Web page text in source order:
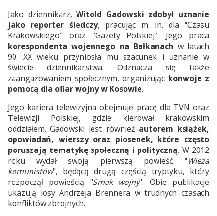
Jako dziennikarz,Witold Gadowski zdobył uznanie
jako reporter śledczy, pracując m. in. dla "Czasu
Krakowskiego" oraz "Gazety Polskiej". Jego praca
korespondenta wojennego na Bałkanach w latach
90. XX wieku przyniosła mu szacunek i uznanie w
świecie dziennikarstwa. Odznacza się także
zaangażowaniem społecznym, organizując konwoje z
pomocą dla ofiar wojny w Kosowie.
Jego kariera telewizyjna obejmuje pracę dla TVN oraz
Telewizji Polskiej, gdzie kierował krakowskim
oddziałem. Gadowski jest również autorem książek,
opowiadań, wierszy oraz piosenek, które często
poruszają tematykę społeczną i polityczną. W 2012
roku wydał swoją pierwszą powieść "Wieża
komunistów", będącą drugą częścią tryptyku, który
rozpoczął powieścią "Smak wojny". Obie publikacje
ukazują losy Andrzeja Brennera w trudnych czasach
konfliktów zbrojnych.